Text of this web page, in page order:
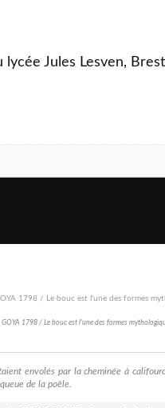
lycée Jules Lesven, Brest
GOYA 1798 / Le bouc est l'une des formes
envolés par la cheminée à
de la poêle.